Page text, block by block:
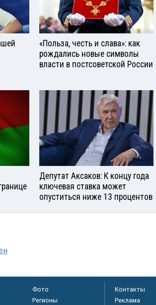
«Польза, честь и слава»: как
рождались новые символы
власти в постсоветской России
Депутат Аксаков: К концу года
ключевая ставка может
опуститься ниже 13 процентов
Фото
Регионы
Контакты
Реклама